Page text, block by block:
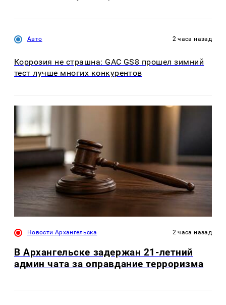
Авто 2 часа назад
Коррозия не страшна: GAC GS8 прошел зимний
тест лучше многих конкурентов
Новости Архангельска 2 часа назад
В Архангельске задержан 21-летний
админ чата за оправдание терроризма